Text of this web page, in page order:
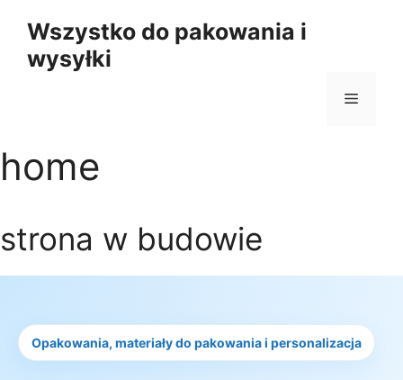
treści
Wszystko do pakowania i
wysyłki
Menu
home
strona w budowie
Opakowania, materiały do pakowania i personalizacja